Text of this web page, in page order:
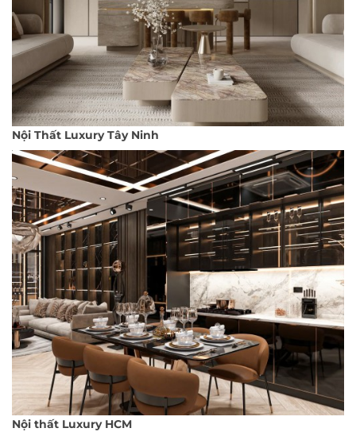
Nội Thất Luxury Tây Ninh
Nội thất Luxury HCM